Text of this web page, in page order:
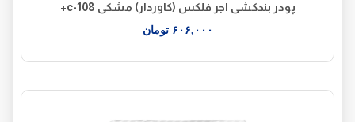
پودر بندکشی اجر فلکس (کاوردار) مشکی c-108+
۶۰۶,۰۰۰ تومان